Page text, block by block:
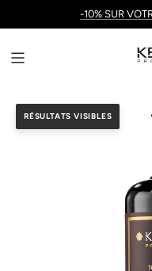
-10% SUR
RÉSULTATS VISIBLES